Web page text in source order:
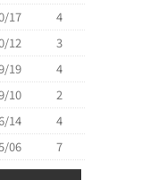
17
4
12
3
19
4
10
2
14
4
06 7